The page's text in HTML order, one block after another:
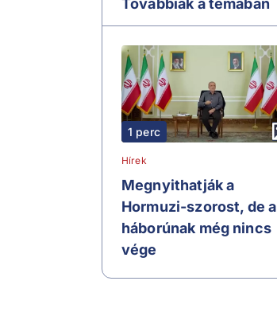
1 perc
Hírek
Megnyithatják a
Hormuzi-szorost, de a
háborúnak még nincs
vége